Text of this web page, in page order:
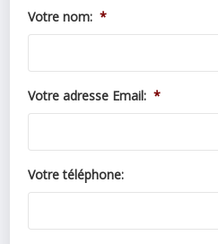
Votre nom: *
Votre adresse Email: *
Votre téléphone: